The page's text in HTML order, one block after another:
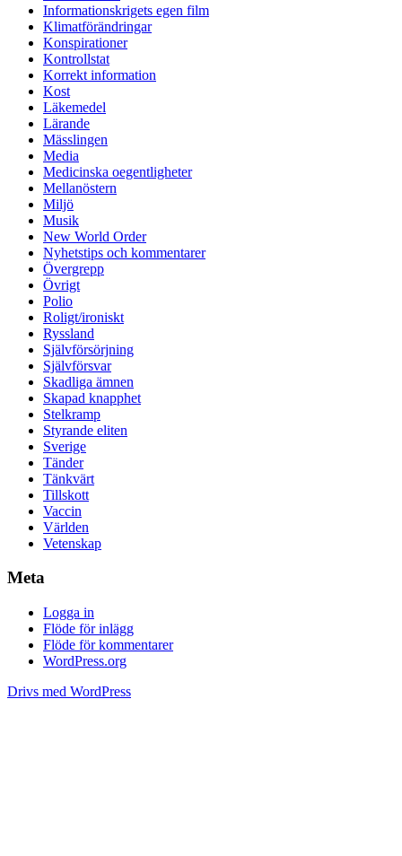
Informationskrigets egen film
Klimatförändringar
Konspirationer
Kontrollstat
Korrekt information
Kost
Läkemedel
Lärande
Mässlingen
Media
Medicinska oegentligheter
Mellanöstern
Miljö
Musik
New World Order
Nyhetstips och kommentarer
Övergrepp
Övrigt
Polio
Roligt/ironiskt
Ryssland
Självförsörjning
Självförsvar
Skadliga ämnen
Skapad knapphet
Stelkramp
Styrande eliten
Sverige
Tänder
Tänkvärt
Tillskott
Vaccin
Världen
Vetenskap
Meta
Logga in
Flöde för inlägg
Flöde för kommentarer
WordPress.org
Drivs med WordPress